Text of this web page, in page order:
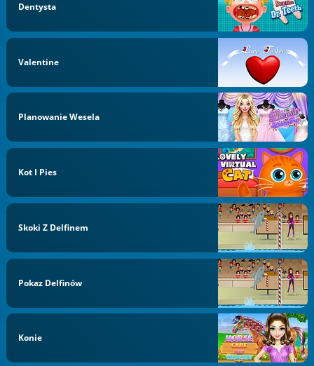
Dentysta
Valentine
Planowanie Wesela
Kot I Pies
Skoki Z Delfinem
Pokaz Delfinów
Konie